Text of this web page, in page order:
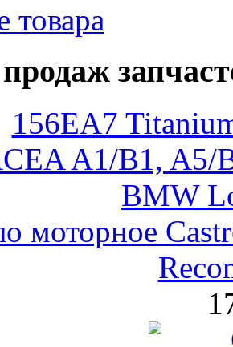
товара
моторное